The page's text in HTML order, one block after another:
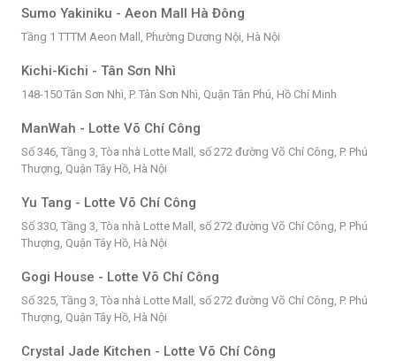
Sumo Yakiniku - Aeon Mall Hà Đông
Tầng 1 TTTM Aeon Mall, Phường Dương Nội, Hà Nội
Kichi-Kichi - Tân Sơn Nhì
148-150 Tân Sơn Nhì, P. Tân Sơn Nhì, Quận Tân Phú, Hồ Chí Minh
ManWah - Lotte Võ Chí Công
Số 346, Tầng 3, Tòa nhà Lotte Mall, số 272 đường Võ Chí Công, P. Phú
Thượng, Quận Tây Hồ, Hà Nội
Yu Tang - Lotte Võ Chí Công
Số 330, Tầng 3, Tòa nhà Lotte Mall, số 272 đường Võ Chí Công, P. Phú
Thượng, Quận Tây Hồ, Hà Nội
Gogi House - Lotte Võ Chí Công
Số 325, Tầng 3, Tòa nhà Lotte Mall, số 272 đường Võ Chí Công, P. Phú
Thượng, Quận Tây Hồ, Hà Nội
Crystal Jade Kitchen - Lotte Võ Chí Công